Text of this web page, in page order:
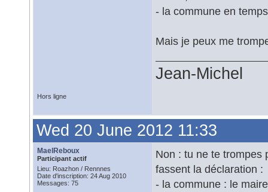
- la commune en
Mais je peux me
Jean-Michel
Hors ligne
Wed 20 June 2012 11:33
MaelReboux
Participant actif
Lieu: Roazhon / Rennnes
Date d'inscription: 24 Aug 2010
Messages: 75
Non : tu ne te trompes
fassent la déclaration :
- la commune : le